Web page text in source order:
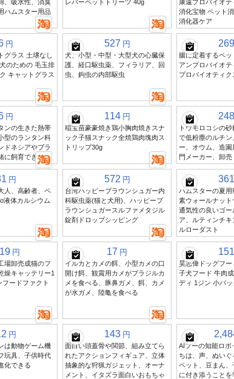
、吸水性、消臭
ハムスター用品
レバーペットトリーツ 40g
康遠プロバイオ
消化宝物 ペット
消化器ケア
円
グラス 土壌なし
のための 毛玉排
キャットグラス
527 円
犬、小型・中型・大型犬の心臓保
護、経口駆虫薬、フィラリア、回
虫、鉤虫の内部駆虫
269
腸に定着するペッ
アンプロバイオテ
プロバイオティク
円
ンの生きた熱帯
型のランタン科
ドネシアやブラ
に飼育できます
114 円
稲宝苗豪豪焼き鶏小胸肉焼きスナ
ック子猫スナック全焼鶏肉塊肉ス
トリップ30g
248
トウモロコシの
で低粉塵のルチン
ー、オウム、造
門メーカー、卸売
円
人、高齢者、ペ
液体カルシウム
572 円
台湾ハッピーブラウンシュガー内
科駆虫薬(猫と犬用)、ハッピーブ
ラウンシュガースルファメタジル
錠剤ドロップシッピング
361
ハムスターの夏
素ウォールナット
通気性の良いゴ
ア、ルティンチ
ルローダスト
円
場卸売成猫のフ
燥キャッテリー1
ードファクト
17 円
イルカとカメの餌、小型カメの口
開け餌、観賞用カメがブラジルカ
メを食べる、豚鼻ガメ、餌、カメ
が水ガメ、陸亀を食べる
151
昊志偉ドッグフー
子犬フード 牛肉
ディ 1ジン 小パッ
円
は動物ゲーム機
玩具、子供時代
化できる
143 円
面白い頭蓋骨や関節、組み立てら
れたアクションフィギュア、立体
抽象的な狩猟ガジェット、オーナ
メント、イタズラ面白いおもちゃ
AIフーの知能ロボ
ちは、声、ぬい
ペット、豆まん
に付き添うことを